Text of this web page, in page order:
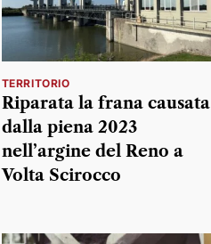
TERRITORIO
Riparata la frana causata
dalla piena 2023
nell’argine del Reno a
Volta Scirocco